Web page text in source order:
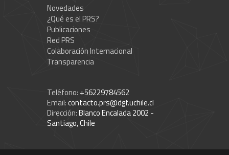
Novedades
¿Qué es el PRS?
Publicaciones
Red PRS
Colaboración Internacional
Transparencia
Teléfono: +56229784562
Email:contacto.prs@dgf.uchile.cl
Dirección:Blanco Encalada 2002 -
Santiago, Chile